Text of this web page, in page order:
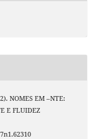
NOMES EM –NTE:
E FLUIDEZ